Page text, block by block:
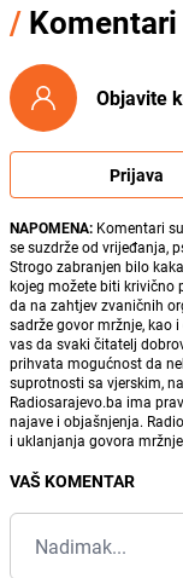
/
Objavite
Prijava
NAPOMENA: Komentari
se suzdrže od vrijeđanja,
Strogo zabranjen bilo
kojeg možete biti krivično
da na zahtjev zvaničnih
sadrže govor mržnje, kao
vas da svaki čitatelj
prihvata mogućnost da
suprotnosti sa vjerskim,
Radiosarajevo.ba ima
najave i objašnjenja.
i uklanjanja govora
VAŠ KOMENTAR